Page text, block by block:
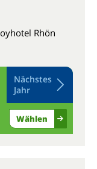
Rhön
Nächstes
Jahr
Wählen